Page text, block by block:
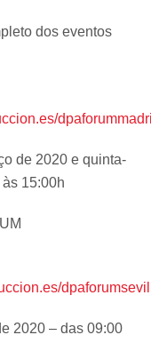
dos eventos
de 2020 e quinta-
15:00h
2020 – das 09:00